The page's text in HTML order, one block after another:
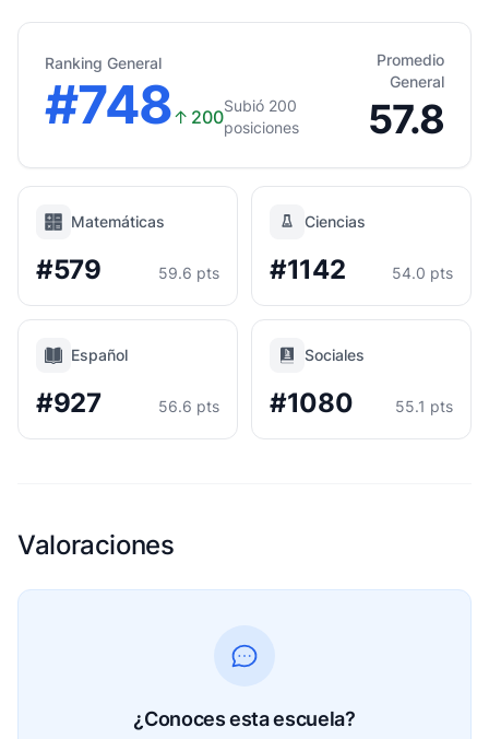
Ranking General
#748↑ 200
Subió 200
posiciones
Promedio
General
57.8
Matemáticas
#579 59.6 pts
Ciencias
#1142 54.0 pts
Español
#927 56.6 pts
Sociales
#1080 55.1 pts
Valoraciones
¿Conoces esta escuela?